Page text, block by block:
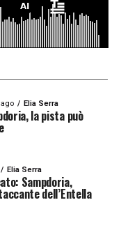
Elia Serra
la pista può
Elia Serra
Sampdoria,
dell’Entella